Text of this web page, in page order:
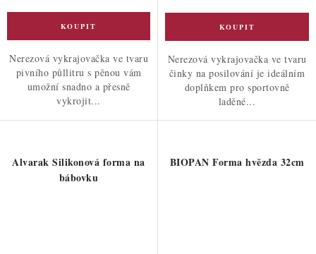
Nerezová vykrajovačka ve tvaru
pivního půllitru s pěnou vám
umožní snadno a přesně
vykrojit...
Nerezová vykrajovačka ve tvaru
činky na posilování je ideálním
doplňkem pro sportovně
laděné...
Alvarak Silikonová forma na
bábovku
BIOPAN Forma hvězda 32cm